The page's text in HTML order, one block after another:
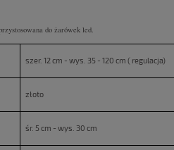
do żarówek led.
szer. 12 cm - wys. 35 - 120 cm ( regulacja)
złoto
śr. 5 cm - wys. 30 cm